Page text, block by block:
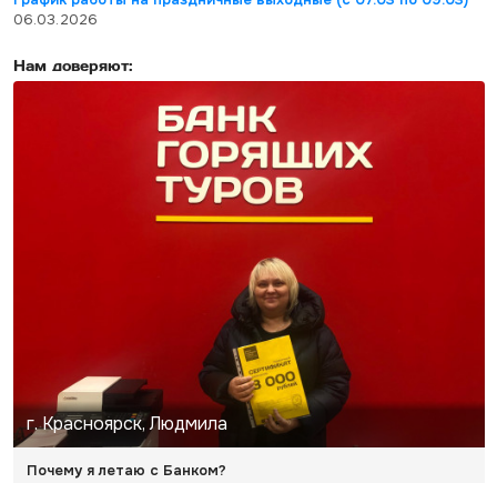
06.03.2026
Нам доверяют:
г. Красноярск, Людмила
Почему я летаю с Банком?